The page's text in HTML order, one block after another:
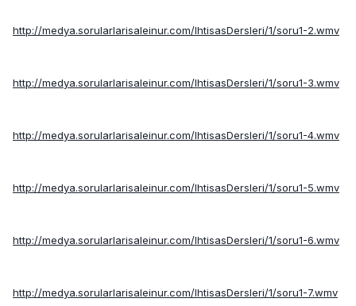
http://medya.sorularlarisaleinur.com/IhtisasDersleri/1/soru1-2.wmv
http://medya.sorularlarisaleinur.com/IhtisasDersleri/1/soru1-3.wmv
http://medya.sorularlarisaleinur.com/IhtisasDersleri/1/soru1-4.wmv
http://medya.sorularlarisaleinur.com/IhtisasDersleri/1/soru1-5.wmv
http://medya.sorularlarisaleinur.com/IhtisasDersleri/1/soru1-6.wmv
http://medya.sorularlarisaleinur.com/IhtisasDersleri/1/soru1-7.wmv